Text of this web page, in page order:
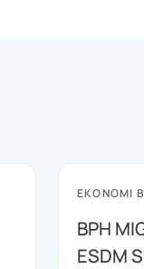
EKONOMI
BPH
ESDM